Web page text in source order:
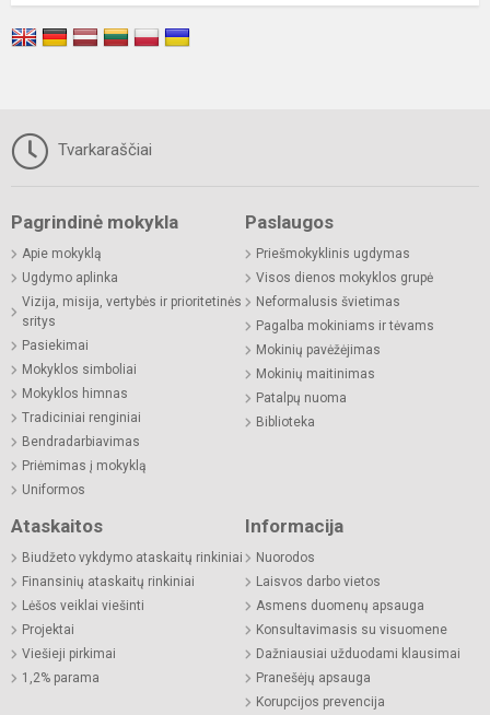
Tvarkaraščiai
Pagrindinė mokykla
Apie mokyklą
Ugdymo aplinka
Vizija, misija, vertybės ir prioritetinės
sritys
Pasiekimai
Mokyklos simboliai
Mokyklos himnas
Tradiciniai renginiai
Bendradarbiavimas
Priėmimas į mokyklą
Uniformos
Paslaugos
Priešmokyklinis ugdymas
Visos dienos mokyklos grupė
Neformalusis švietimas
Pagalba mokiniams ir tėvams
Mokinių pavėžėjimas
Mokinių maitinimas
Patalpų nuoma
Biblioteka
Ataskaitos
Biudžeto vykdymo ataskaitų rinkiniai
Finansinių ataskaitų rinkiniai
Lėšos veiklai viešinti
Projektai
Viešieji pirkimai
1,2% parama
Informacija
Nuorodos
Laisvos darbo vietos
Asmens duomenų apsauga
Konsultavimasis su visuomene
Dažniausiai užduodami klausimai
Pranešėjų apsauga
Korupcijos prevencija